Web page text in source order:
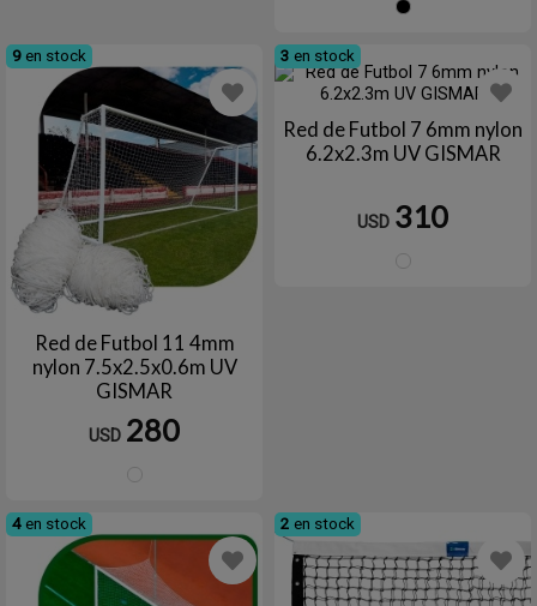
9 en stock
Red de Futbol 11 4mm
nylon 7.5x2.5x0.6m UV
GISMAR
USD 280
3 en stock
Red de Futbol 7 6mm nylon
6.2x2.3m UV GISMAR
USD 310
4 en stock 2 en stock